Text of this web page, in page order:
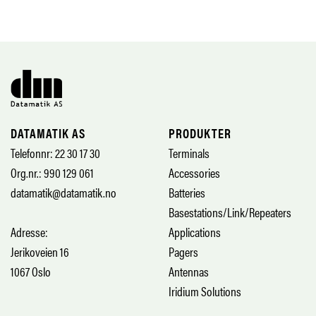
DATAMATIK AS
Telefonnr: 22 30 17 30
Org.nr.: 990 129 061
datamatik@datamatik.no
Adresse:
Jerikoveien 16
1067 Oslo
PRODUKTER
Terminals
Accessories
Batteries
Basestations/Link/Repeaters
Applications
Pagers
Antennas
Iridium Solutions